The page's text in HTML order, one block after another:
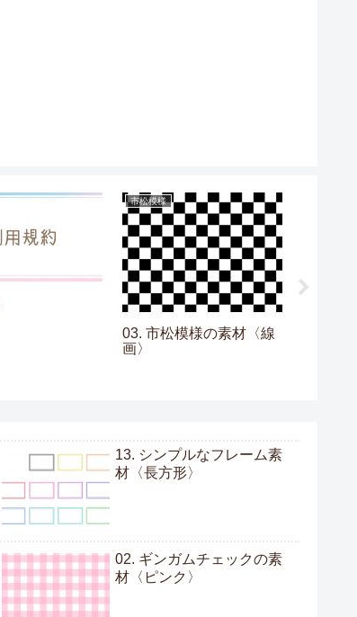
市松模様
03. 市松模様の素材〈線
画〉
13. シンプルなフレーム素
材〈長方形〉
02. ギンガムチェックの素
材〈ピンク〉